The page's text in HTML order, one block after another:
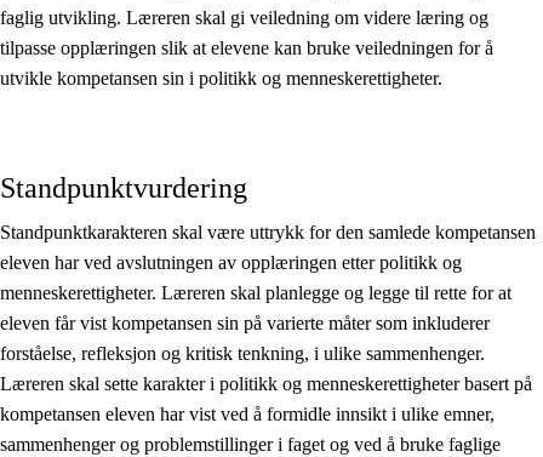
faglig utvikling. Læreren skal gi veiledning om videre læring og
tilpasse opplæringen slik at elevene kan bruke veiledningen for å
utvikle kompetansen sin i politikk og menneskerettigheter.
Standpunktvurdering
Standpunktkarakteren skal være uttrykk for den samlede kompetansen
eleven har ved avslutningen av opplæringen etter politikk og
menneskerettigheter. Læreren skal planlegge og legge til rette for at
eleven får vist kompetansen sin på varierte måter som inkluderer
forståelse, refleksjon og kritisk tenkning, i ulike sammenhenger.
Læreren skal sette karakter i politikk og menneskerettigheter basert på
kompetansen eleven har vist ved å formidle innsikt i ulike emner,
sammenhenger og problemstillinger i faget og ved å bruke faglige